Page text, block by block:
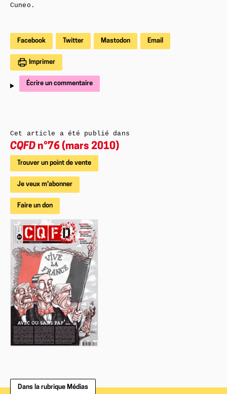
Cuneo.
Facebook Twitter Mastodon Email
Imprimer
Écrire un commentaire
Cet article a été publié dans
CQFD n°76 (mars 2010)
Trouver un point de vente
Je veux m'abonner
Faire un don
Dans la rubrique Médias